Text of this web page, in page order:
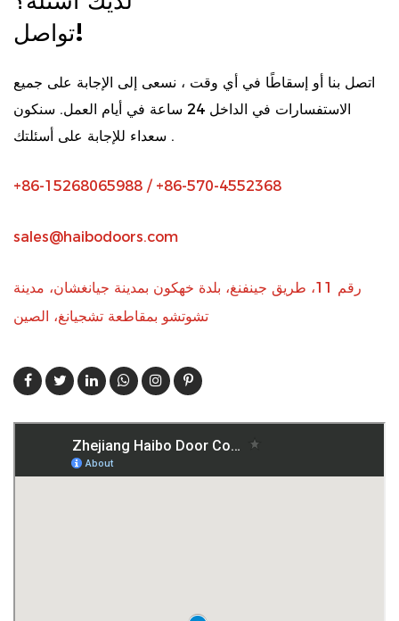
تواصل!
اتصل بنا أو إسقاطًا في أي وقت ، نسعى إلى الإجابة على جميع
الاستفسارات في الداخل 24 ساعة في أيام العمل. سنكون
سعداء للإجابة على أسئلتك .
+86-15268065988 / +86-570-4552368
sales@haibodoors.com
رقم 11، طريق جينفنغ، بلدة خهكون بمدينة جيانغشان، مدينة
تشوتشو بمقاطعة تشجيانغ، الصين